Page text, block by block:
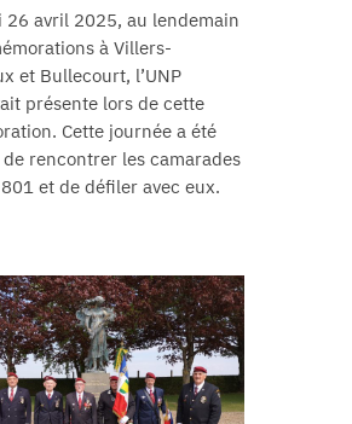
26 avril 2025, au lendemain
à Villers-
et Bullecourt, l’UNP
présente lors de cette
Cette journée a été
de rencontrer les camarades
et de défiler avec eux.